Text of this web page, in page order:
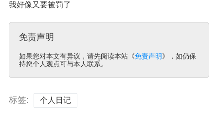
我好像又要被罚了
免责声明
如果您对本文有异议，请先阅读本站《免责声明》，如仍保
持您个人观点可与本人联系。
标签: 个人日记